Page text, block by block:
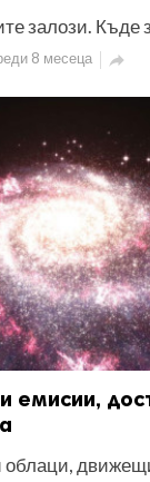
залози. Къде
8 месеца 
емисии,
облаци,